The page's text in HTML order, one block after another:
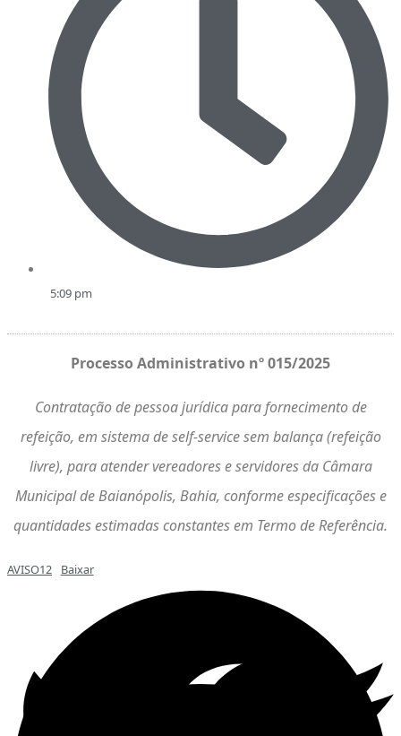
5:09 pm
Processo Administrativo nº 015/2025
Contratação de pessoa jurídica para fornecimento de
refeição, em sistema de self-service sem balança (refeição
livre), para atender vereadores e servidores da Câmara
Municipal de Baianópolis, Bahia, conforme especificações e
quantidades estimadas constantes em Termo de Referência.
AVISO12 Baixar